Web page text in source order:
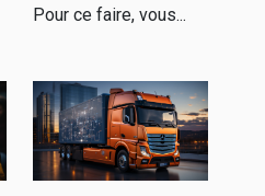
Pour ce faire, vous...